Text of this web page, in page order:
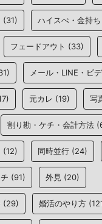
(31) ハイスぺ・金持ち
フェードアウト (33)
メール・LINE・ビ
元カレ (19) 写
割り勘・ケチ・会計方法
(12) 同時並行 (24)
(91) 外見 (20)
(29) 婚活のやり方